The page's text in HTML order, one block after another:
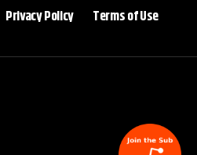
Privacy Policy Terms of Use